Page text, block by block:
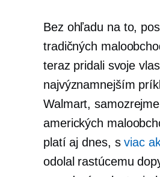
Bez ohľadu na to,
tradičných
teraz pridali svoje
najvýznamnejším
Walmart,
amerických
platí aj dnes, sviac
odolal rastúcemu